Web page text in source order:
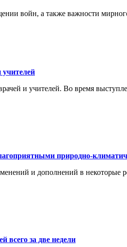
войн, а также важности
учителей
и учителей. Во время
природно-
и дополнений в некоторые
всего за две недели